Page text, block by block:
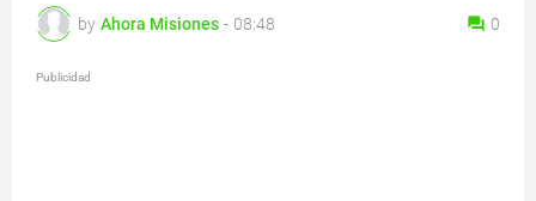
by Ahora Misiones - 08:48 0
Publicidad